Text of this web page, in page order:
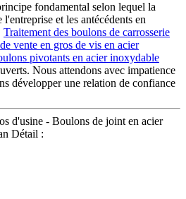
fondamental selon lequel la
et les antécédents en
Traitement des boulons de carrosserie
vente en gros de vis en acier
pivotants en acier inoxydable
Nous attendons avec impatience
développer une relation de confiance
d'usine - Boulons de joint en acier
Détail :